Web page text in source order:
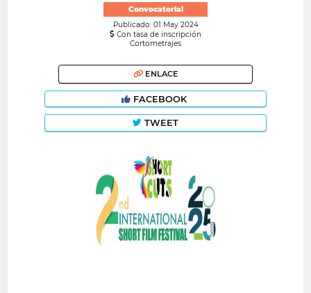
Convocatoria!
Publicado: 01 May 2024
Con tasa de inscripción
Cortometrajes
ENLACE
FACEBOOK
TWEET